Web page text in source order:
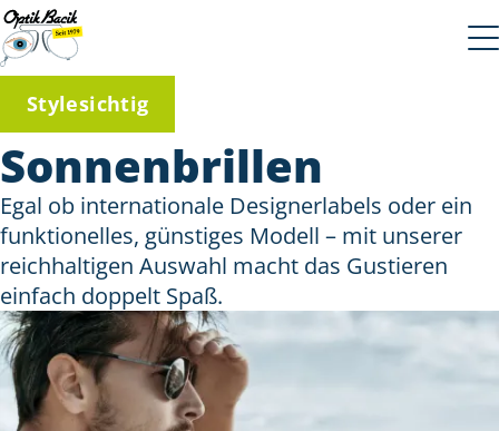
Stylesichtig
Sonnenbrillen
Egal ob internationale Designerlabels oder ein
funktionelles, günstiges Modell – mit unserer
reichhaltigen Auswahl macht das Gustieren
einfach doppelt Spaß.